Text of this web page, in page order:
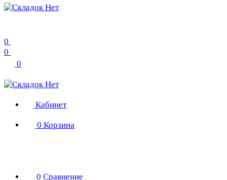
0
0
0
Кабинет
0 Корзина
0 Сравнение